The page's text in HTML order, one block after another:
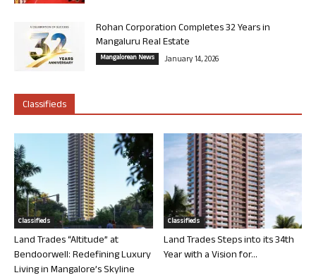
Rohan Corporation Completes 32 Years in
Mangaluru Real Estate
Mangalorean News January 14, 2026
Classifieds
Classifieds
Land Trades “Altitude” at
Bendoorwell: Redefining Luxury
Living in Mangalore’s Skyline
Classifieds
Land Trades Steps into its 34th
Year with a Vision for...